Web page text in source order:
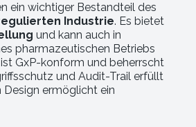
ein wichtiger Bestandteil des
Industrie. Es bietet
und kann auch in
pharmazeutischen Betriebs
ist GxP-konform und beherrscht
und Audit-Trail erfüllt
ermöglicht ein